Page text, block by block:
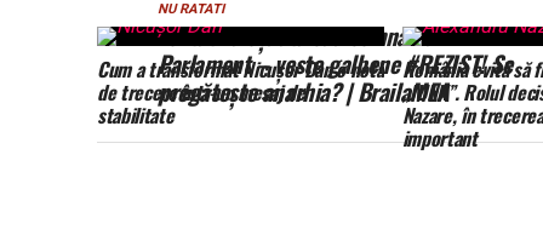
NU RATATI
Tentativă eșuată sau semnal la
Parlament – veste galbene #REZIST! Se
pregătește anarhia? | BrailaMEA
Cum a transformat Nicușor Dan o notă
de trecere într-un mesaj de
stabilitate
România evită să
„JUNK”. Rolul
Nazare, în
important